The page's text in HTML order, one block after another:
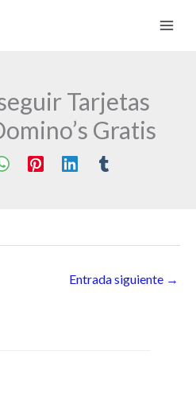
Tarjetas
Gratis
Entrada siguiente →